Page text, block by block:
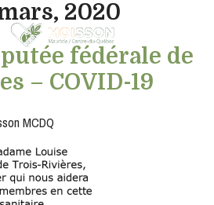
2020
fédérale de
– COVID-19
MCDQ